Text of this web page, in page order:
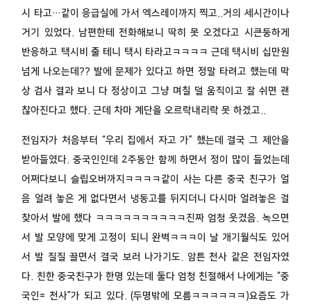
시 타고…같이 응급실에 가서 엑스레이까지 찍고..거의 세시간이나
거기 있었다. 남편한테 전화해보니 딱히 못 오겠다고 시큰둥하게
반응하고 택시비 줄 테니 택시 타라고ㅋㅋㅋㅋ 근데 택시비 십만원
넘게 나오는데?? 발에 문제가 있다고 하면 정말 타려고 했는데 막
상 검사 결과 보니 다 정상이고 그냥 며칠 덜 움직이고 잘 쉬면 괜
찮아진다고 했다. 근데 차마 계단을 오르락내리락 못 하겠고..
전임자가 처음부터 “우리 집에서 자고 가” 했는데 결국 그 제안을
받아들였다. 중국인인데 2주동안 함께 하면서 정이 많이 들었는데
어쩌다보니 슬립오버까지ㅋㅋㅋㅋ같이 사는 다른 중국 친구가 얼
음 얼려 놓은 게 없다면서 냉동고를 뒤지더니 다시마 얼려놓은 걸
찾아서 발에 했다 ㅋㅋㅋㅋㅋㅋㅋㅋㅋㅋ진짜 엄청 웃겼음. 녹으면
서 발 모양에 맞게 고정이 되니 완벽ㅋㅋㅋ이 날 개기월식도 있어
서 발 질질 끌면서 결국 보러 나가기도. 암튼 천사 같은 전임자였
다. 친한 중국친구가 한명 있는데 둘다 엄청 친절해서 나에게는 “중
국인= 천사”가 되고 있다. (두명밖에 모름ㅋㅋㅋㅋㅋㅋ)요즘도 가